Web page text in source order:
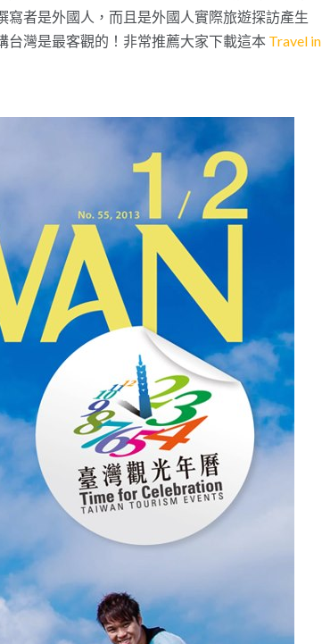
者是外國人，而且是外國人實際旅遊探訪產生
台灣是最客觀的！非常推薦大家下載這本 Travel in